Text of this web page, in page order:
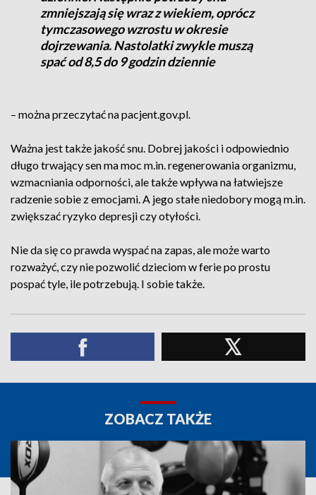
zmniejszają się wraz z wiekiem, oprócz
tymczasowego wzrostu w okresie
dojrzewania. Nastolatki zwykle muszą
spać od 8,5 do 9 godzin dziennie
– można przeczytać na pacjent.gov.pl.
Ważna jest także jakość snu. Dobrej jakości i odpowiednio
długo trwający sen ma moc m.in. regenerowania organizmu,
wzmacniania odporności, ale także wpływa na łatwiejsze
radzenie sobie z emocjami. A jego stałe niedobory mogą m.in.
zwiększać ryzyko depresji czy otyłości.
Nie da się co prawda wyspać na zapas, ale może warto
rozważyć, czy nie pozwolić dzieciom w ferie po prostu
pospać tyle, ile potrzebują. I sobie także.
ZOBACZ TAKŻE